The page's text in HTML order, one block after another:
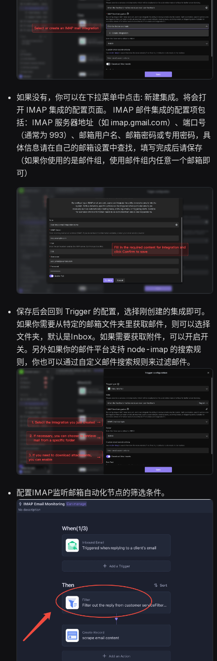
如果没有，你可以在下拉菜单中点击: 新建集成。将会打
开 IMAP 集成的配置页面。 IMAP 邮件集成的配置项包
括：IMAP 服务器地址（如 imap.gmail.com）、端口号
（通常为 993）、邮箱用户名、邮箱密码或专用密码，具
体信息请在自己的邮箱设置中查找，填写完成后请保存
（如果你使用的是邮件组，使用邮件组内任意一个邮箱即
可）
保存后会回到 Trigger 的配置，选择刚创建的集成即可。
如果你需要从特定的邮箱文件夹里获取邮件，则可以选择
文件夹，默认是Inbox。如果需要获取附件，可以开启开
关。另外如果你的邮件平台支持 node-imap 的搜索规
则，你也可以通过自定义邮件搜索规则来过滤邮件。
配置IMAP监听邮箱自动化节点的筛选条件。